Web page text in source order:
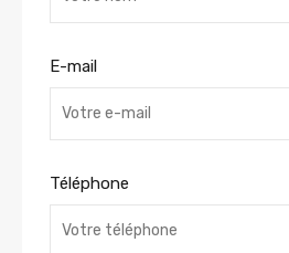
E-mail
Téléphone